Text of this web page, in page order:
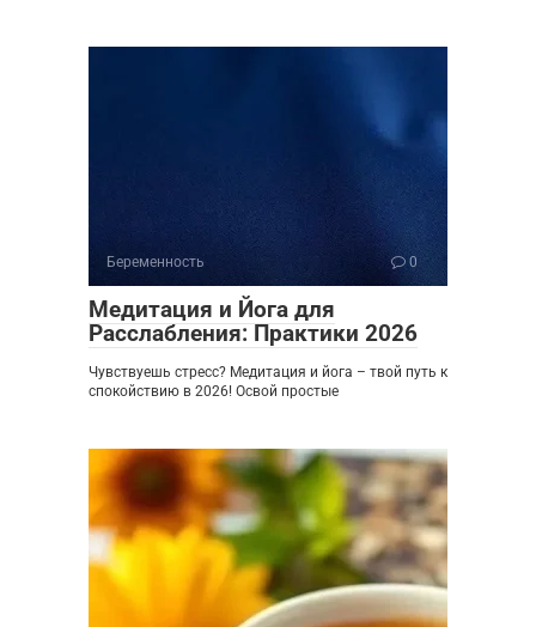
Беременность 0
Медитация и Йога для
Расслабления: Практики 2026
Чувствуешь стресс? Медитация и йога – твой путь к
спокойствию в 2026! Освой простые